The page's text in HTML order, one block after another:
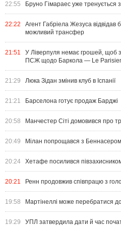
22:55 Бруно Гімараес уже тренується
22:22
Агент Габріела Жезуса відвідав
можливий трансфер
21:51
У Ліверпуля немає грошей, щоб
ПСЖ щодо Баркола — Le
21:29 Люка Зідан змінив клуб в Іспанії
21:21 Барселона готує продаж Барджі
20:58 Манчестер Сіті домовився про
20:49 Мілан попрощався з Беннасером
20:24 Хетафе посилився
20:21 Ренн продовжив співпрацю з
19:58 Мартінеллі може перебратися
19:29 УПЛ затвердила дати й час